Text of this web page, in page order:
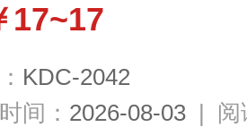
17~17
KDC-2042
间： 2026-08-03 | 阅